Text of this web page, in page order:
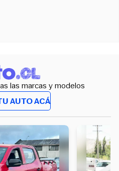
las marcas y modelos
AUTO ACÁ